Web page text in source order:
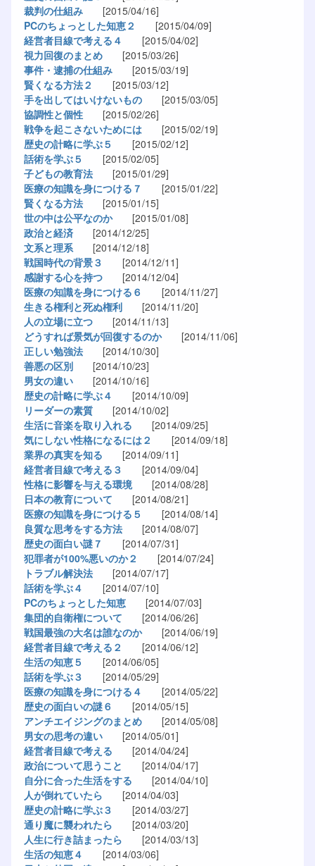
裁判の仕組み[2015/04/16]
PCのちょっとした知恵２
[2015/04/09]
経営者目線で考える４ [2015/04/02]
視力回復のまとめ[2015/03/26]
事件・逮捕の仕組み[2015/03/19]
賢くなる方法２
[2015/03/12]
手を出してはいけないもの[2015/03/05]
協調性と個性[2015/02/26]
戦争を起こさないためには[2015/02/19]
歴史の計略に学ぶ５
[2015/02/12]
話術を学ぶ５
[2015/02/05]
子どもの教育法[2015/01/29]
医療の知識を身につける７
[2015/01/22]
賢くなる方法[2015/01/15]
世の中は公平なのか[2015/01/08]
政治と経済[2014/12/25]
文系と理系[2014/12/18]
戦国時代の背景３ [2014/12/11]
感謝する心を持つ[2014/12/04]
医療の知識を身につける６
[2014/11/27]
生きる権利と死ぬ権利[2014/11/20]
人の立場に立つ[2014/11/13]
どうすれば景気が回復するのか[2014/11/06]
正しい勉強法[2014/10/30]
善悪の区別[2014/10/23]
男女の違い[2014/10/16]
歴史の計略に学ぶ４ [2014/10/09]
リーダーの素質[2014/10/02]
生活に音楽を取り入れる [2014/09/25]
気にしない性格になるには２
[2014/09/18]
業界の真実を知る [2014/09/11]
経営者目線で考える３ [2014/09/04]
性格に影響を与える環境[2014/08/28]
日本の教育について [2014/08/21]
医療の知識を身につける５
[2014/08/14]
良質な思考をする方法[2014/08/07]
歴史の面白い謎７
[2014/07/31]
犯罪者が100%悪いのか２
[2014/07/24]
トラブル解決法[2014/07/17]
話術を学ぶ４ [2014/07/10]
PCのちょっとした知恵[2014/07/03]
集団的自衛権について [2014/06/26]
戦国最強の大名は誰なのか[2014/06/19]
経営者目線で考える２
[2014/06/12]
生活の知恵５
[2014/06/05]
話術を学ぶ３ [2014/05/29]
医療の知識を身につける４ [2014/05/22]
歴史の面白いの謎６
[2014/05/15]
アンチエイジングのまとめ[2014/05/08]
男女の思考の違い[2014/05/01]
経営者目線で考える [2014/04/24]
政治について思うこと [2014/04/17]
自分に合った生活をする [2014/04/10]
人が倒れていたら [2014/04/03]
歴史の計略に学ぶ３ [2014/03/27]
通り魔に襲われたら [2014/03/20]
人生に行き詰まったら [2014/03/13]
生活の知恵４ [2014/03/06]